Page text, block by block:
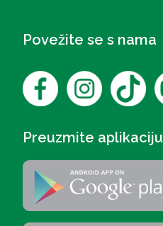
Povežite se s nama
Preuzmite aplikaciju